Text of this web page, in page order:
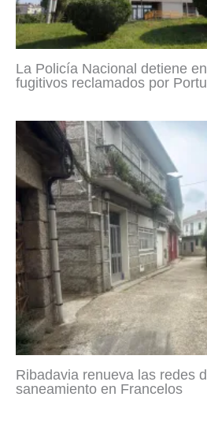
La Policía Nacional detiene
fugitivos reclamados por
Ribadavia renueva las redes
saneamiento en Francelos